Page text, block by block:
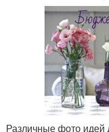
Различные фото идей